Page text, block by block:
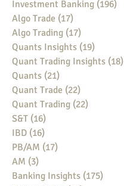
Investment Banking (196)
Algo Trade (17)
Algo Trading (17)
Quants Insights (19)
Quant Trading Insights (18)
Quants (21)
Quant Trade (22)
Quant Trading (22)
S&T (16)
IBD (16)
PB/AM (17)
AM (3)
Banking Insights (175)